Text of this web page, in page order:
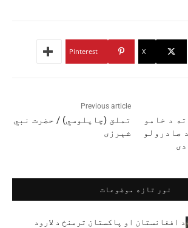
X
Pinterest
Previous article
تملق (چاپلوسي) / حضرت نبي
شېرزی
د خامو
صادرولو
نور تازه موضوعات
د افغانستان او پاکستان ترمنځ د لارود